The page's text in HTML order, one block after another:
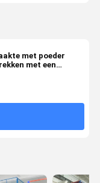
met poeder
met een